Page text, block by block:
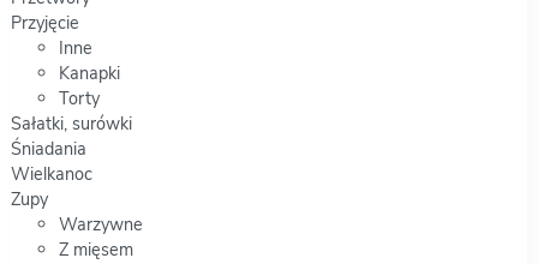
Przyjęcie
Inne
Kanapki
Torty
Sałatki, surówki
Śniadania
Wielkanoc
Zupy
Warzywne
Z mięsem